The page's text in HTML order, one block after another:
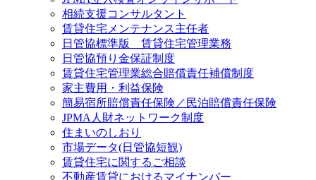
相続支援コンサルタント
賃貸住宅メンテナンス主任者
日管協標準版 賃貸住宅管理業務
日管協預り金保証制度
賃貸住宅管理業総合賠償責任補償制度
家主費用・利益保険
簡易宿所賠償責任保険／民泊賠償責任保険
JPMA人財ネットワーク制度
住まいのしおり
市場データ(日管協短観)
賃貸住宅に関するご相談
不動産賃貸におけるマイナンバー